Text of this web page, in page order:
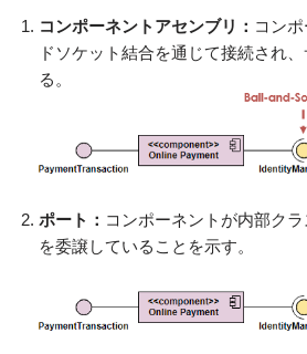
コンポーネントアセンブリ： コン
ドソケット結合を通じて接続され
る。
ポート： コンポーネントが内部ク
を委譲していることを示す。